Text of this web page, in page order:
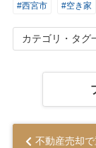
#西宮市 #空き家
カテゴリ・タグ